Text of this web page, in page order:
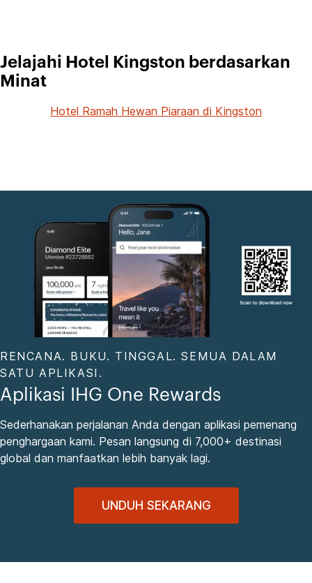
Jelajahi Hotel Kingston berdasarkan
Minat
Hotel Ramah Hewan Piaraan di Kingston
RENCANA. BUKU. TINGGAL. SEMUA DALAM
SATU APLIKASI.
Aplikasi IHG One Rewards
Sederhanakan perjalanan Anda dengan aplikasi pemenang
penghargaan kami. Pesan langsung di 7,000+ destinasi
global dan manfaatkan lebih banyak lagi.
UNDUH SEKARANG